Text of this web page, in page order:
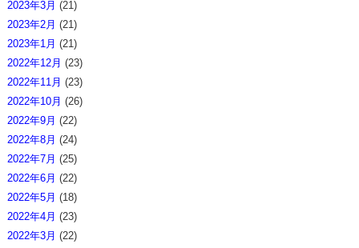
2023年3月 (21)
2023年2月 (21)
2023年1月 (21)
2022年12月 (23)
2022年11月 (23)
2022年10月 (26)
2022年9月 (22)
2022年8月 (24)
2022年7月 (25)
2022年6月 (22)
2022年5月 (18)
2022年4月 (23)
2022年3月 (22)